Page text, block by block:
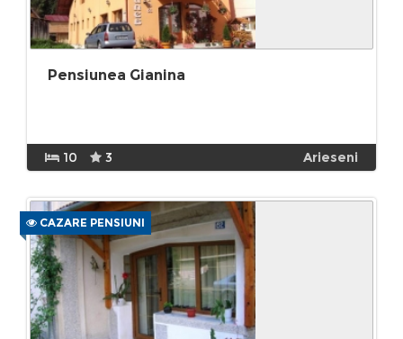
Pensiunea Gianina
10 3 Arieseni
CAZARE PENSIUNI